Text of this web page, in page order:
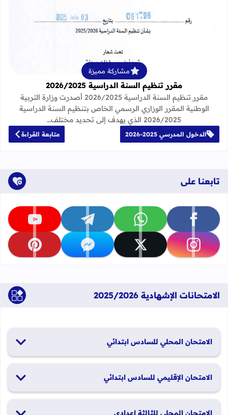
قراءة المزيد عن مقرر تنظيم السنة الدراسية
مشاركة مميزة
مقرر تنظيم السنة الدراسية 2026/2025
مقرر تنظيم السنة الدراسية 2026/2025 أصدرت وزارة التربية
الوطنية المقرر الوزاري الرسمي الخاص بتنظيم السنة الدراسية
2026/2025 الذي يهدف إلى تحديد مختلف…
الدخول المدرسي 2025-2026 متابعة القراءة
تابعنا على
تابعنا على facebook تابعنا على whatsapp تابعنا على telegram تابعنا على youtube
تابعنا على instagram تابعنا على x تابعنا على messenger تابعنا على pinterest
الامتحانات الإشهادية 2025/2026
الامتحان المحلي للسادس ابتدائي
الامتحان الإقليمي للسادس ابتدائي
الامتحان المحلي للثالثة إعدادي